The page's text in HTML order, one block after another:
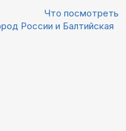
Что посмотреть
России и Балтийская